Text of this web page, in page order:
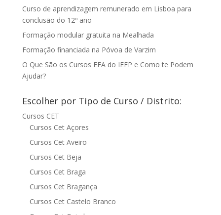
Curso de aprendizagem remunerado em Lisboa para
conclusão do 12º ano
Formação modular gratuita na Mealhada
Formação financiada na Póvoa de Varzim
O Que São os Cursos EFA do IEFP e Como te Podem
Ajudar?
Escolher por Tipo de Curso / Distrito:
Cursos CET
Cursos Cet Açores
Cursos Cet Aveiro
Cursos Cet Beja
Cursos Cet Braga
Cursos Cet Bragança
Cursos Cet Castelo Branco